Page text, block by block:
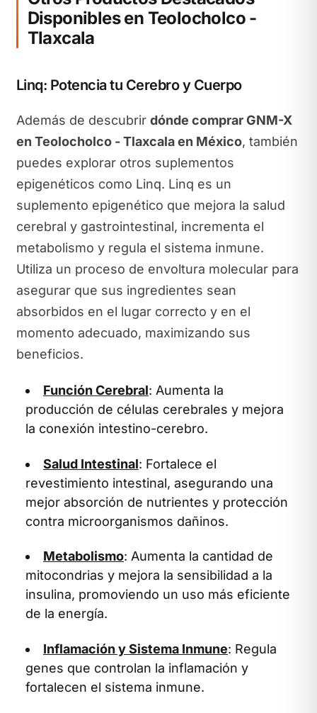
Disponibles en Teolocholco -
Tlaxcala
Linq: Potencia tu Cerebro y Cuerpo
Además de descubrir dónde comprar GNM-X
en Teolocholco - Tlaxcala en México, también
puedes explorar otros suplementos
epigenéticos como Linq. Linq es un
suplemento epigenético que mejora la salud
cerebral y gastrointestinal, incrementa el
metabolismo y regula el sistema inmune.
Utiliza un proceso de envoltura molecular para
asegurar que sus ingredientes sean
absorbidos en el lugar correcto y en el
momento adecuado, maximizando sus
beneficios.
Función Cerebral: Aumenta la
producción de células cerebrales y mejora
la conexión intestino-cerebro.
Salud Intestinal: Fortalece el
revestimiento intestinal, asegurando una
mejor absorción de nutrientes y protección
contra microorganismos dañinos.
Metabolismo: Aumenta la cantidad de
mitocondrias y mejora la sensibilidad a la
insulina, promoviendo un uso más eficiente
de la energía.
Inflamación y Sistema Inmune: Regula
genes que controlan la inflamación y
fortalecen el sistema inmune.